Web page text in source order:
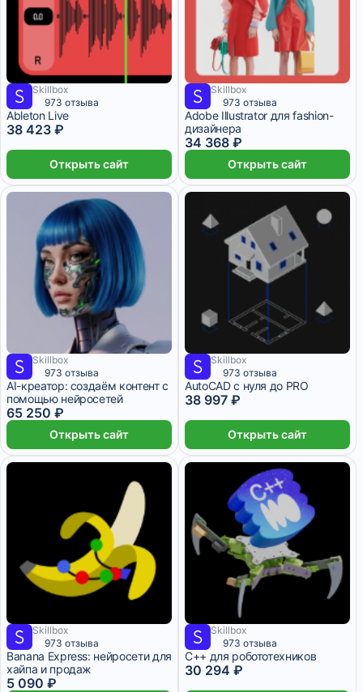
6 404 ₽/мес
Skillbox
973 отзыва
Ableton Live
38 423 ₽
Открыть сайт
5 728 ₽/мес 3 месяца
Skillbox
973 отзыва
Adobe Illustrator для fashion-
дизайнера
34 368 ₽
Открыть сайт
2 719 ₽/мес 3 месяца
Skillbox
973 отзыва
AI-креатор: создаём контент с
помощью нейросетей
65 250 ₽
Открыть сайт
6 499 ₽/мес
Skillbox
973 отзыва
AutoCAD с нуля до PRO
38 997 ₽
Открыть сайт
1 697 ₽/мес 1 месяц
Skillbox
973 отзыва
Banana Express: нейросети для
хайпа и продаж
5 090 ₽
5 049 ₽/мес
Skillbox
973 отзыва
C++ для робототехников
30 294 ₽